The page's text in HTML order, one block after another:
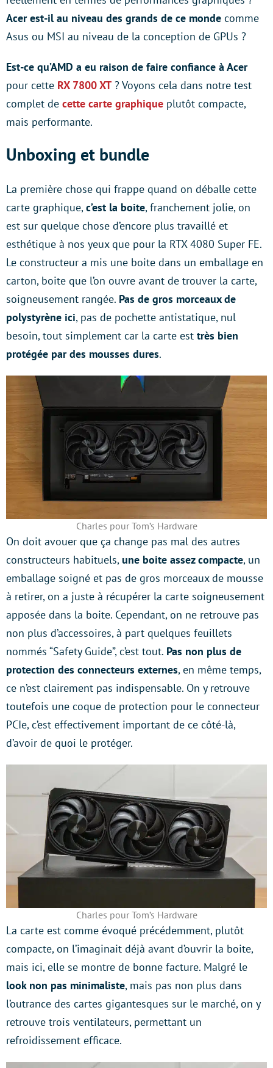
Acer est-il au niveau des grands de ce monde comme
Asus ou MSI au niveau de la conception de GPUs ?
Est-ce qu’AMD a eu raison de faire confiance à Acer
pour cette RX 7800 XT ? Voyons cela dans notre test
complet de cette carte graphique plutôt compacte,
mais performante.
Unboxing et bundle
La première chose qui frappe quand on déballe cette
carte graphique,c’est la boite, franchement jolie, on
est sur quelque chose d’encore plus travaillé et
esthétique à nos yeux que pour la RTX 4080 Super FE.
Le constructeur a mis une boite dans un emballage en
carton, boite que l’on ouvre avant de trouver la carte,
soigneusement rangée. Pas de gros morceaux de
polystyrène ici, pas de pochette antistatique, nul
besoin, tout simplement car la carte est très bien
protégée par des mousses dures.
Charles pour Tom’s Hardware
On doit avouer que ça change pas mal des autres
constructeurs habituels, une boite assez compacte, un
emballage soigné et pas de gros morceaux de mousse
à retirer, on a juste à récupérer la carte soigneusement
apposée dans la boite. Cependant, on ne retrouve pas
non plus d’accessoires, à part quelques feuillets
nommés “Safety Guide”, c’est tout. Pas non plus de
protection des connecteurs externes, en même temps,
ce n’est clairement pas indispensable. On y retrouve
toutefois une coque de protection pour le connecteur
PCIe, c’est effectivement important de ce côté-là,
d’avoir de quoi le protéger.
Charles pour Tom’s Hardware
La carte est comme évoqué précédemment, plutôt
compacte, on l’imaginait déjà avant d’ouvrir la boite,
mais ici, elle se montre de bonne facture. Malgré le
look non pas minimaliste, mais pas non plus dans
l’outrance des cartes gigantesques sur le marché, on y
retrouve trois ventilateurs, permettant un
refroidissement efficace.